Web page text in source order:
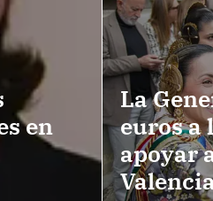
en
La
euros a
apoyar